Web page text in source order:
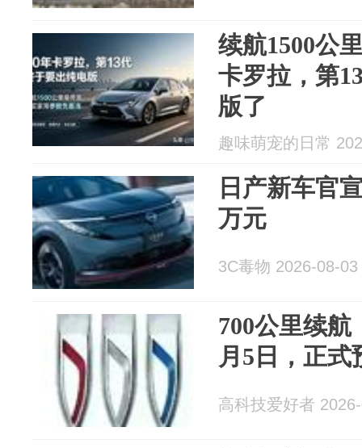
续航1500公
卡罗拉，第
版了
趣味萌宠的日常
日产新车官
万元
3C毒物 2026-08-03
700公里续航
月5日，正式
高科技爱好者